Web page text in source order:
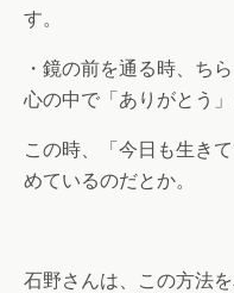
す。
・鏡の前を通る時、ち
心の中で「ありがとう」
この時、「今日も生き
めているのだとか。
石野さんは、この方法